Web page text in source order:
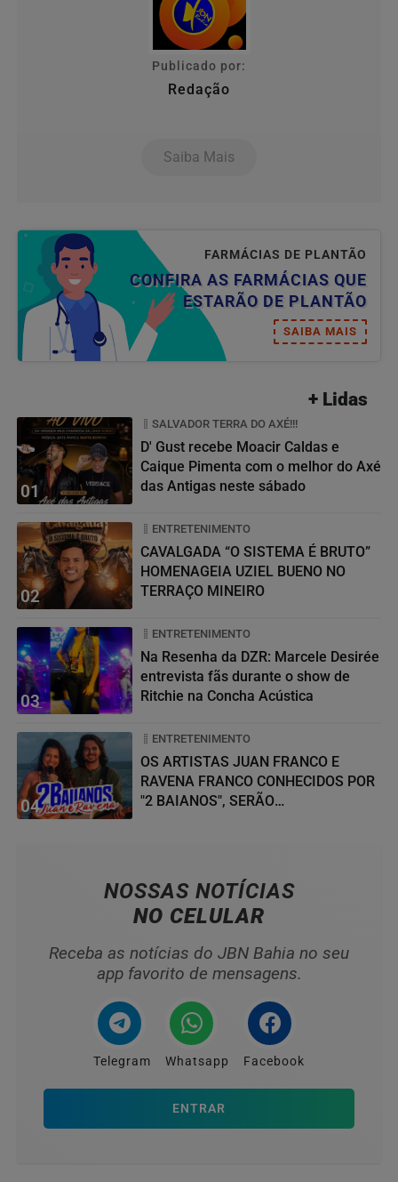
Publicado por:
Redação
Saiba Mais
FARMÁCIAS DE PLANTÃO
CONFIRA AS FARMÁCIAS QUE
ESTARÃO DE PLANTÃO
SAIBA MAIS
+ Lidas
01
SALVADOR TERRA DO AXÉ!!!
D' Gust recebe Moacir Caldas e
Caique Pimenta com o melhor do Axé
das Antigas neste sábado
02
ENTRETENIMENTO
CAVALGADA “O SISTEMA É BRUTO”
HOMENAGEIA UZIEL BUENO NO
TERRAÇO MINEIRO
03
ENTRETENIMENTO
Na Resenha da DZR: Marcele Desirée
entrevista fãs durante o show de
Ritchie na Concha Acústica
04
ENTRETENIMENTO
OS ARTISTAS JUAN FRANCO E
RAVENA FRANCO CONHECIDOS POR
"2 BAIANOS", SERÃO
NOSSAS NOTÍCIAS
NO CELULAR
Receba as notícias do JBN Bahia no seu
app favorito de mensagens.
Telegram Whatsapp Facebook
ENTRAR